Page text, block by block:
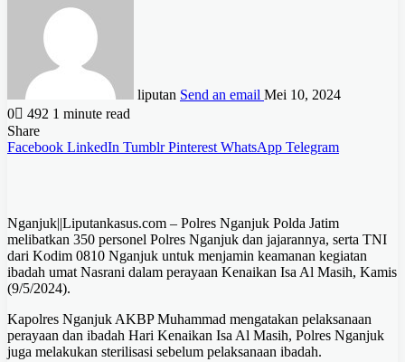
liputan Send an email Mei 10, 2024
0
492 1 minute read
Share
Facebook LinkedIn Tumblr Pinterest WhatsApp Telegram
Nganjuk||Liputankasus.com – Polres Nganjuk Polda Jatim
melibatkan 350 personel Polres Nganjuk dan jajarannya, serta TNI
dari Kodim 0810 Nganjuk untuk menjamin keamanan kegiatan
ibadah umat Nasrani dalam perayaan Kenaikan Isa Al Masih, Kamis
(9/5/2024).
Kapolres Nganjuk AKBP Muhammad mengatakan pelaksanaan
perayaan dan ibadah Hari Kenaikan Isa Al Masih, Polres Nganjuk
juga melakukan sterilisasi sebelum pelaksanaan ibadah.